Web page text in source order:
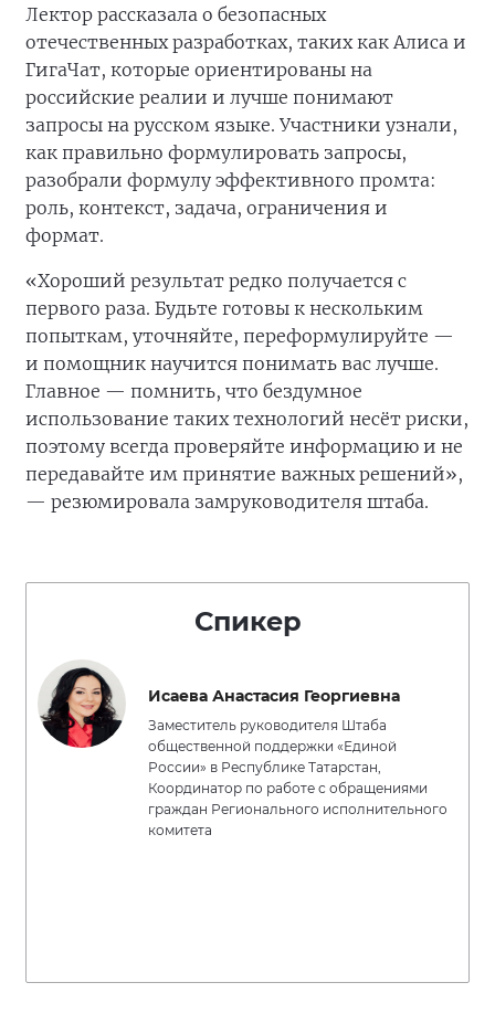
Лектор рассказала о безопасных
отечественных разработках, таких как Алиса и
ГигаЧат, которые ориентированы на
российские реалии и лучше понимают
запросы на русском языке. Участники узнали,
как правильно формулировать запросы,
разобрали формулу эффективного промта:
роль, контекст, задача, ограничения и
формат.
«Хороший результат редко получается с
первого раза. Будьте готовы к нескольким
попыткам, уточняйте, переформулируйте —
и помощник научится понимать вас лучше.
Главное — помнить, что бездумное
использование таких технологий несёт риски,
поэтому всегда проверяйте информацию и не
передавайте им принятие важных решений»,
— резюмировала замруководителя штаба.
Спикер
Исаева Анастасия Георгиевна
Заместитель руководителя Штаба
общественной поддержки «Единой
России» в Республике Татарстан,
Координатор по работе с обращениями
граждан Регионального исполнительного
комитета